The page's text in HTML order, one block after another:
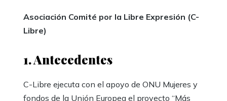
Asociación Comité por la Libre Expresión (C-
Libre)
1. Antecedentes
C-Libre ejecuta con el apoyo de ONU Mujeres y
fondos de la Unión Europea el proyecto “Más